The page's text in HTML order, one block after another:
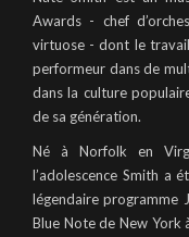
Awards - chef
virtuose - dont le
performeur dans de
dans la culture
de sa génération.
Né à Norfolk en
l’adolescence Smith a
légendaire programme
Blue Note de New York